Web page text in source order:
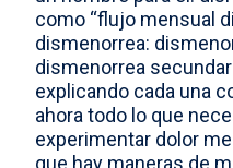
como “flujo mensual
dismenorrea:
dismenorrea
explicando cada una
ahora todo lo que
experimentar dolor
que hay maneras de